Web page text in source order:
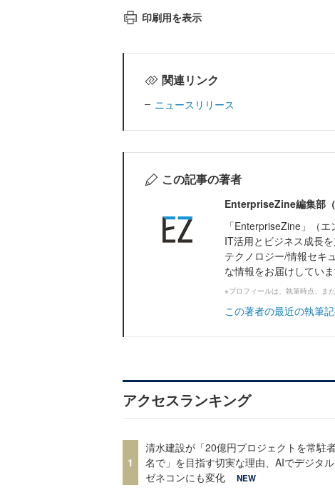
印刷用を表示
関連リンク
ニュースリリース
この記事の著者
EnterpriseZine編集部（
「EnterpriseZine」（
IT活用とビジネス成長
テクノロジー/情報セキ
な情報をお届けしていま
※プロフィールは、執筆時点、ま
この著者の最近の執筆
アクセスランキング
1
清水建設が「20億円プロジェクトを常駐
名で」を目指す切実な理由、AIでデジタル
ゼネコンにも変化
NEW